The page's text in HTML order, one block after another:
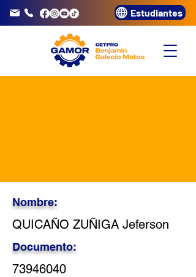
3320072 Estudiantes
Nombre:
QUICAÑO ZUÑIGA Jeferson
Documento:
73946040